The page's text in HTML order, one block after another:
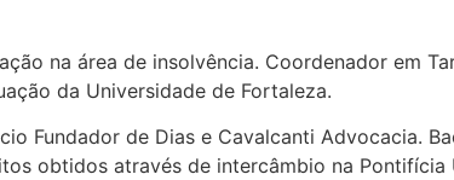
na área de insolvência. Coordenador em
da Universidade de Fortaleza.
Fundador de Dias e Cavalcanti Advocacia.
obtidos através de intercâmbio na